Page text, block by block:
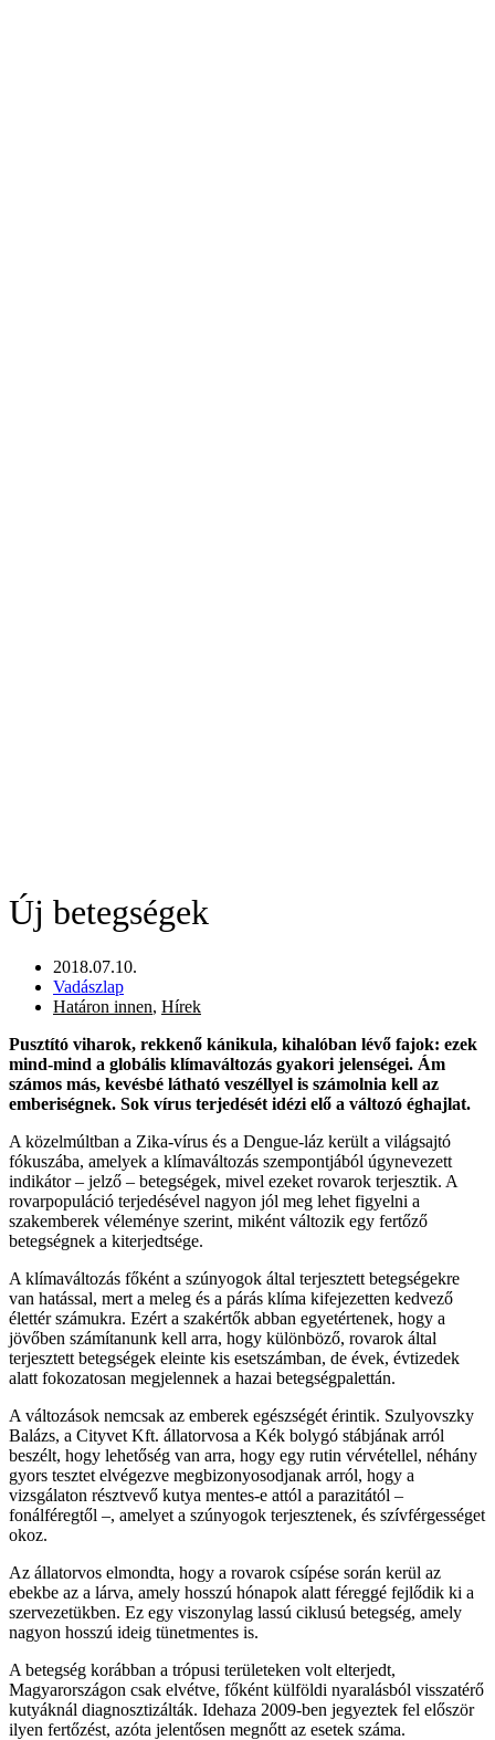
Új betegségek
2018.07.10.
Vadászlap
Határon innen, Hírek
Pusztító viharok, rekkenő kánikula, kihalóban lévő fajok: ezek
mind-mind a globális klímaváltozás gyakori jelenségei. Ám
számos más, kevésbé látható veszéllyel is számolnia kell az
emberiségnek. Sok vírus terjedését idézi elő a változó éghajlat.
A közelmúltban a Zika-vírus és a Dengue-láz került a világsajtó
fókuszába, amelyek a klímaváltozás szempontjából úgynevezett
indikátor – jelző – betegségek, mivel ezeket rovarok terjesztik. A
rovarpopuláció terjedésével nagyon jól meg lehet figyelni a
szakemberek véleménye szerint, miként változik egy fertőző
betegségnek a kiterjedtsége.
A klímaváltozás főként a szúnyogok által terjesztett betegségekre
van hatással, mert a meleg és a párás klíma kifejezetten kedvező
élettér számukra. Ezért a szakértők abban egyetértenek, hogy a
jövőben számítanunk kell arra, hogy különböző, rovarok által
terjesztett betegségek eleinte kis esetszámban, de évek, évtizedek
alatt fokozatosan megjelennek a hazai betegségpalettán.
A változások nemcsak az emberek egészségét érintik. Szulyovszky
Balázs, a Cityvet Kft. állatorvosa a Kék bolygó stábjának arról
beszélt, hogy lehetőség van arra, hogy egy rutin vérvétellel, néhány
gyors tesztet elvégezve megbizonyosodjanak arról, hogy a
vizsgálaton résztvevő kutya mentes-e attól a parazitától –
fonálféregtől –, amelyet a szúnyogok terjesztenek, és szívférgességet
okoz.
Az állatorvos elmondta, hogy a rovarok csípése során kerül az
ebekbe az a lárva, amely hosszú hónapok alatt féreggé fejlődik ki a
szervezetükben. Ez egy viszonylag lassú ciklusú betegség, amely
nagyon hosszú ideig tünetmentes is.
A betegség korábban a trópusi területeken volt elterjedt,
Magyarországon csak elvétve, főként külföldi nyaralásból visszatérő
kutyáknál diagnosztizálták. Idehaza 2009-ben jegyeztek fel először
ilyen fertőzést, azóta jelentősen megnőtt az esetek száma.